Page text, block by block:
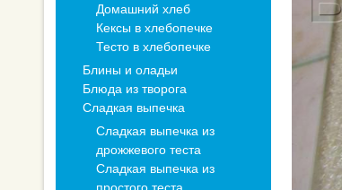
Домашний хлеб
Кексы в хлебопечке
Тесто в хлебопечке
Блины и оладьи
Блюда из творога
Сладкая выпечка
Сладкая выпечка из
дрожжевого теста
Сладкая выпечка из